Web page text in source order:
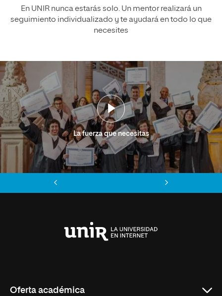
En UNIR nunca estarás solo. Un mentor realizará un
seguimiento individualizado y te ayudará en todo lo que
necesites
La fuerza que necesitas
Oferta académica